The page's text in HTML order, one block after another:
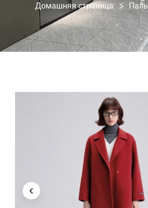
Домашняя страница